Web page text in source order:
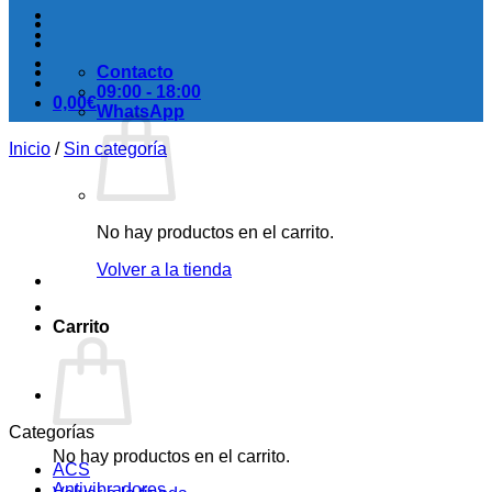
0,00€
No hay productos en el carrito.
Volver a la tienda
Carrito
No hay productos en el carrito.
Contacto
09:00 - 18:00
WhatsApp
Inicio / Sin categoría
Categorías
ACS